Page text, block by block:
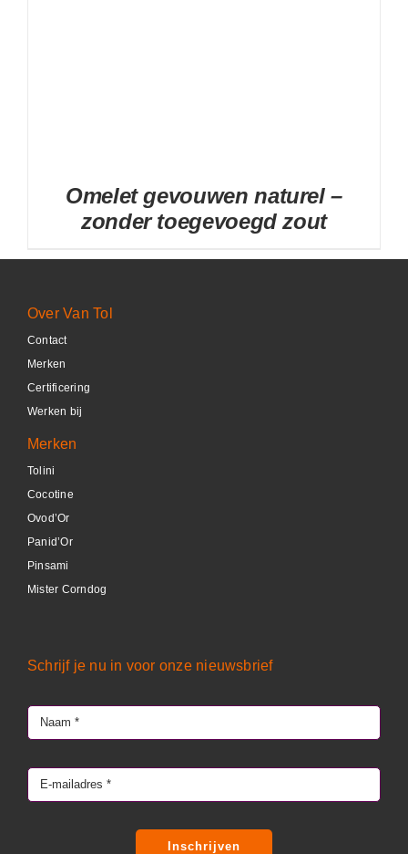
Omelet gevouwen naturel –
zonder toegevoegd zout
Over Van Tol
Contact
Merken
Certificering
Werken bij
Merken
Tolini
Cocotine
Ovod’Or
Panid’Or
Pinsami
Mister Corndog
Schrijf je nu in voor onze nieuwsbrief
Inschrijven